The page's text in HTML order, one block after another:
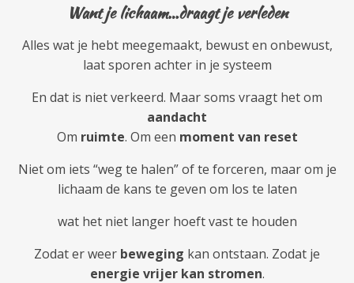
Want je lichaam…draagt je verleden
Alles wat je hebt meegemaakt, bewust en onbewust,
laat sporen achter in je systeem
En dat is niet verkeerd. Maar soms vraagt het om
aandacht
Om ruimte. Om een moment van reset
Niet om iets “weg te halen” of te forceren, maar om je
lichaam de kans te geven om los te laten
wat het niet langer hoeft vast te houden
Zodat er weer beweging kan ontstaan. Zodat je
energie vrijer kan stromen.